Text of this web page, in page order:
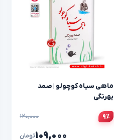
ماهی سیاه کوچولو | صمد
بهرنگی
۹٪ ۱۲۰,۰۰۰
۱۰۹,۰۰۰تومان